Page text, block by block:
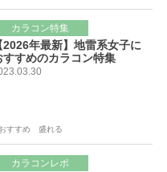
カラコン特集
2026年最新】地雷系女子に
すすめのカラコン特集
すすめ 盛れる
カラコンレポ